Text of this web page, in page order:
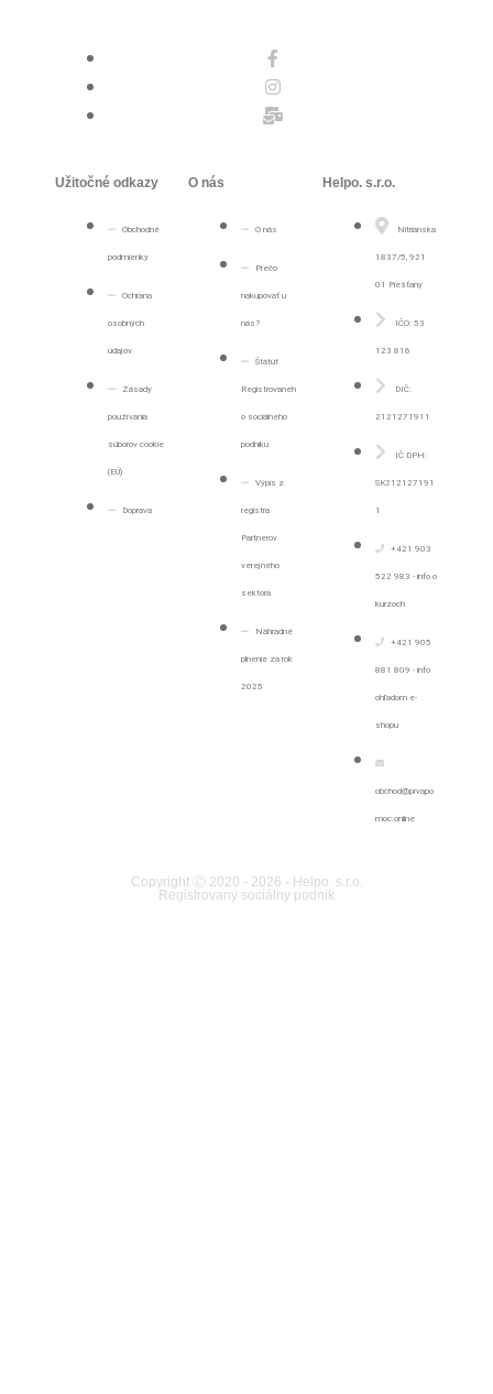
Užitočné odkazy
Obchodné
podmienky
Ochrana
osobných
údajov
Zásady
používania
súborov cookie
(EÚ)
Doprava
O nás
O nás
Prečo
nakupovať u
nás?
Štátút
Registrovanéh
o sociálneho
podniku
Výpis z
registra
Partnerov
verejného
sektora
Náhradné
plnenie za rok
2025
Helpo. s.r.o.
Nitrianska
1837/5, 921
01 Piešťany
IČO: 53
123 816
DIČ:
2121271911
IČ DPH:
SK212127191
1
+421 903
522 983 - info o
kurzoch
+421 905
881 809 - info
ohľadom e-
shopu
obchod@prvapo
moc.online
Copyright Ⓒ 2020 - 2026 - Helpo. s.r.o.
Registrovaný sociálny podnik